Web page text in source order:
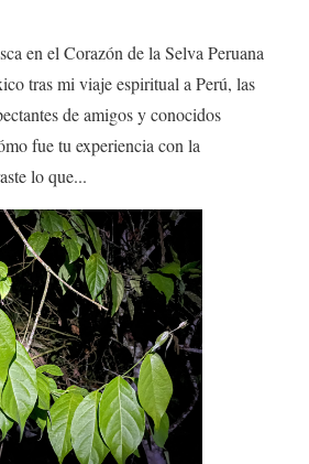
en el Corazón de la Selva Peruana
tras mi viaje espiritual a Perú, las
de amigos y conocidos
fue tu experiencia con la
lo que...